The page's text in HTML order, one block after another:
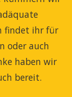
findet ihr für
oder auch
haben wir
bereit.